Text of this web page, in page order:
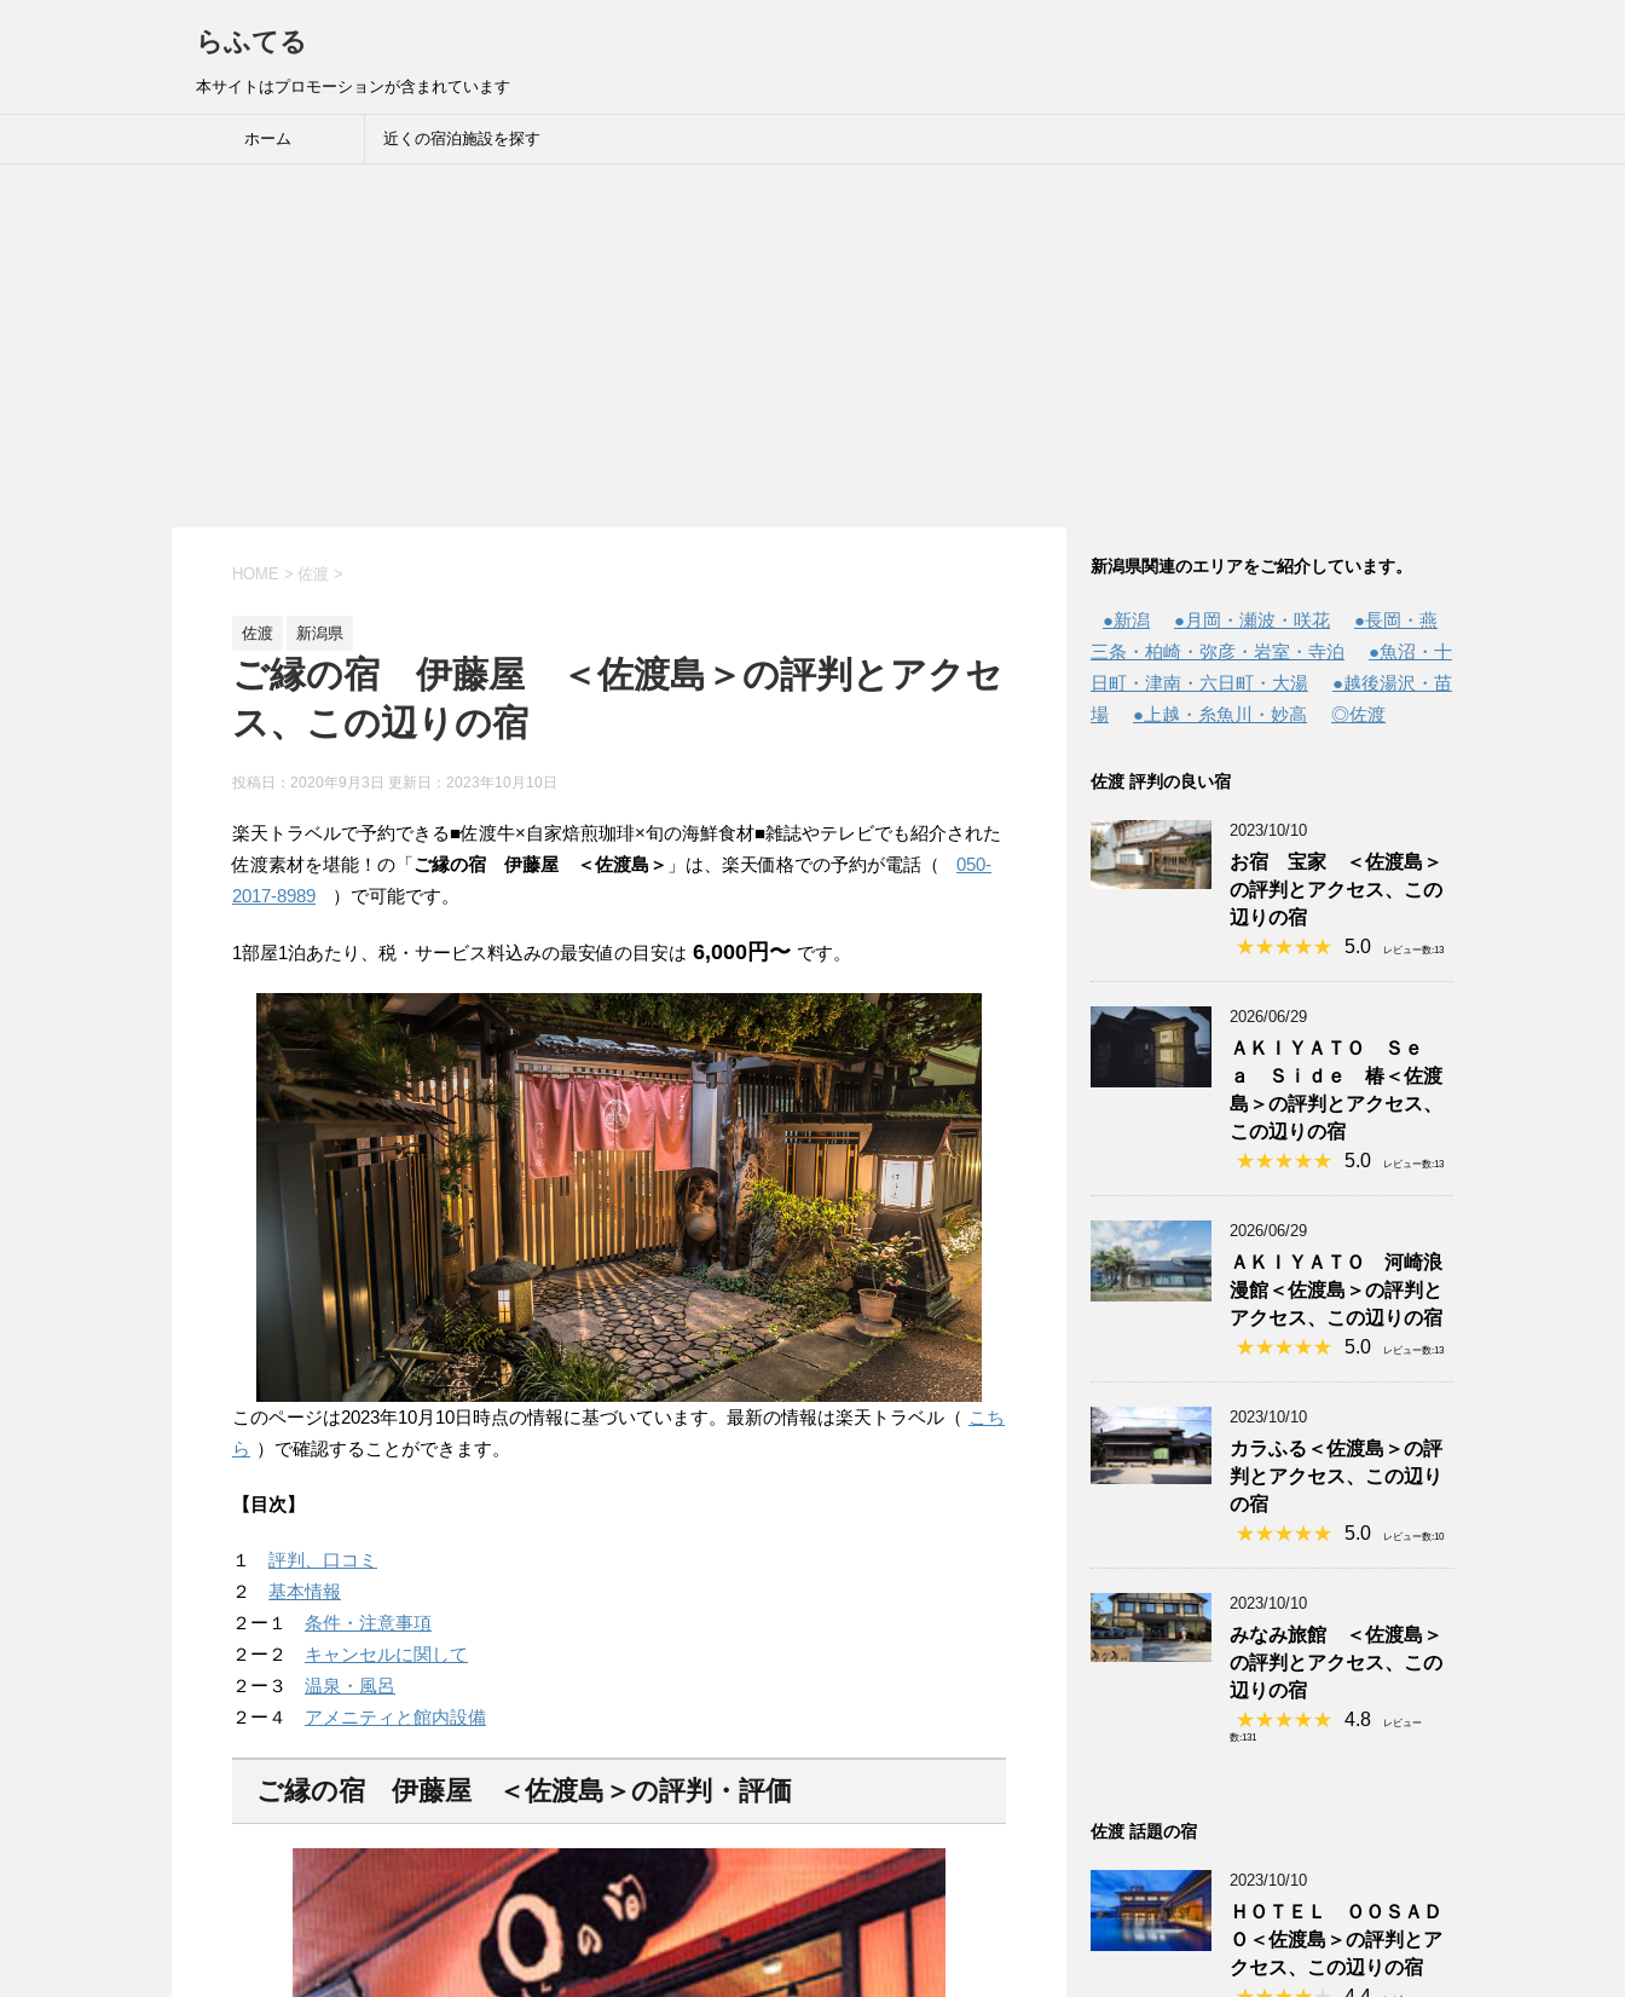
らふてる
本サイトはプロモーションが含まれています
ホーム 近くの宿泊施設を探す
HOME > 佐渡 >
佐渡 新潟県
ご縁の宿 伊藤屋 ＜佐渡島＞の評判とアクセ
ス、この辺りの宿
投稿日：2020年9月3日 更新日： 2023年10月10日
楽天トラベルで予約できる■佐渡牛×自家焙煎珈琲×旬の海鮮食材■雑誌やテレビでも紹介された
佐渡素材を堪能！の「ご縁の宿 伊藤屋 ＜佐渡島＞ 」は、楽天価格での予約が電話（
050-
2017-8989
）で可能です。
1部屋1泊あたり、税・サービス料込みの最安値の目安は 6,000円〜 です。
このページは2023年10月10日時点の情報に基づいています。最新の情報は楽天トラベル（ こち
ら ）で確認することができます。
【目次】
１ 評判、口コミ
２ 基本情報
２ー１ 条件・注意事項
２ー２ キャンセルに関して
２ー３ 温泉・風呂
２ー４ アメニティと館内設備
ご縁の宿 伊藤屋 ＜佐渡島＞の評判・評価
新潟県関連のエリアをご紹介しています。
●新潟 ●月岡・瀬波・咲花
●長岡・燕
三条・柏崎・弥彦・岩室・寺泊
●魚沼・十
日町・津南・六日町・大湯
●越後湯沢・苗
場
●上越・糸魚川・妙高 ◎佐渡
佐渡 評判の良い宿
2023/10/10
お宿 宝家 ＜佐渡島＞
の評判とアクセス、この
辺りの宿
5.0
レビュー数:13
2026/06/29
ＡＫＩＹＡＴＯ Ｓｅ
ａ Ｓｉｄｅ 椿＜佐渡
島＞の評判とアクセス、
この辺りの宿
5.0
レビュー数:13
2026/06/29
ＡＫＩＹＡＴＯ 河崎浪
漫館＜佐渡島＞の評判と
アクセス、この辺りの宿
5.0
レビュー数:13
2023/10/10
カラふる＜佐渡島＞の評
判とアクセス、この辺り
の宿
5.0
レビュー数:10
2023/10/10
みなみ旅館 ＜佐渡島＞
の評判とアクセス、この
辺りの宿
4.8
レビュー
数:131
佐渡 話題の宿
2023/10/10
ＨＯＴＥＬ ＯＯＳＡＤ
Ｏ＜佐渡島＞の評判とア
クセス、この辺りの宿